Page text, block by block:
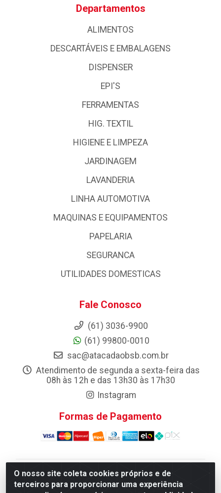
O nosso site coleta cookies próprios e de
terceiros para proporcionar uma experiência
Departamentos
ALIMENTOS
DESCARTÁVEIS E EMBALAGENS
DISPENSER
EPI'S
FERRAMENTAS
HIG. TEXTIL
HIGIENE E LIMPEZA
JARDINAGEM
LAVANDERIA
LINHA AUTOMOTIVA
MAQUINAS E EQUIPAMENTOS
PAPELARIA
SEGURANCA
UTILIDADES DOMESTICAS
Fale Conosco
(61) 3036-9900
(61) 99800-0010
sac@atacadaobsb.com.br
Atendimento de segunda a sexta-feira das
08h às 12h e das 13h30 às 17h30
Instagram
Formas de Pagamento
Atacadao da Limpeza F. Pereira Queiroz Comercio e
Distribuicao LTDA - Quadra Qi 10 Lotes 39 e, 41 - Setor